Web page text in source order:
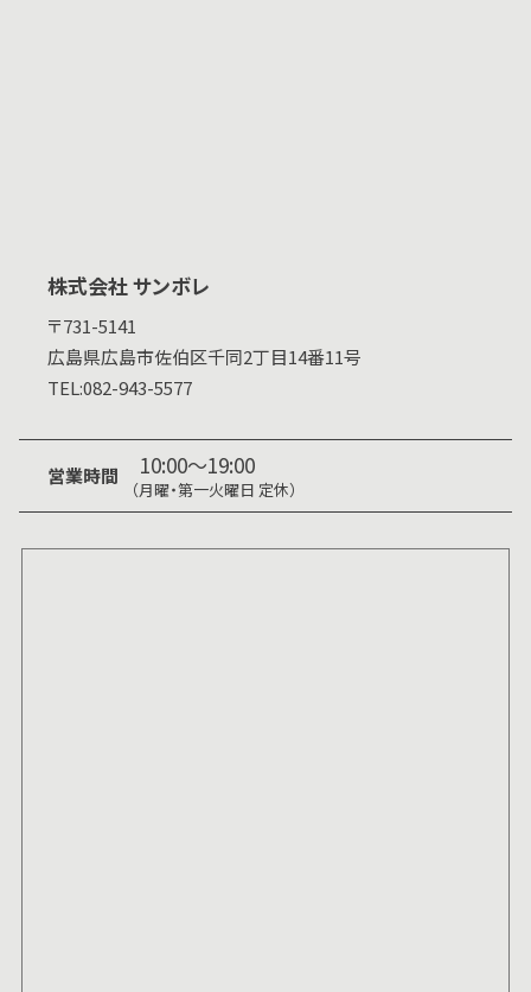
株式会社 サンボレ
〒731-5141
広島県広島市佐伯区千同2丁目14番11号
TEL:082-943-5577
営業時間 10:00～19:00
（月曜・第一火曜日 定休）